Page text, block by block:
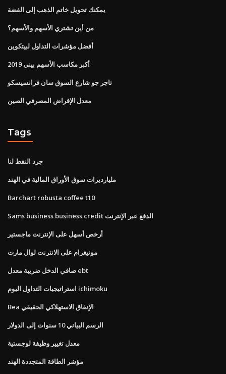
يمكنك تحويل خاتم الذهب إلى الفضة
من أين تشتري الأسهم والأسهم؟
أفضل مؤشرات التداول لبيتكوين
أكبر مكاسب الأسهم بيني 2019
تاجر جو شارع السوق سان فرانسيسكو
معدل الإقراض المصرفي الصين
Tags
جرد النفط لنا
مليارديرات سوق الأوراق المالية في الهند
Barchart robusta coffee t10
Sams business business credit الدفع عبر الإنترنت
أرخص أسهل على الإنترنت ماجستير
مونيغرام على الانترنت لوال مارت
صافي الدخل ضريبة معدل ebt
استراتيجيات التداول اليوم ichimoku
Bea الإنفاق الاستهلاكي الحقيقي
الرسم البياني 10 سنوات إلى الدولار
معدل تغيير وظيفة لوجستية
مؤشر الطاقة المتجددة الهند